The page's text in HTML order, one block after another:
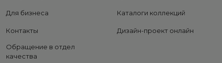
Для бизнеса
Контакты
Обращение в отдел
качества
Каталоги коллекций
Дизайн-проект онлайн